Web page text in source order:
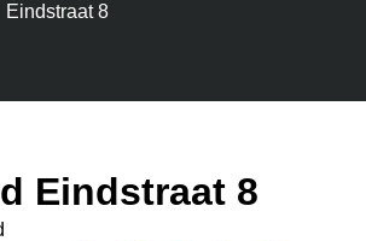
Eindstraat 8
Eindstraat 8